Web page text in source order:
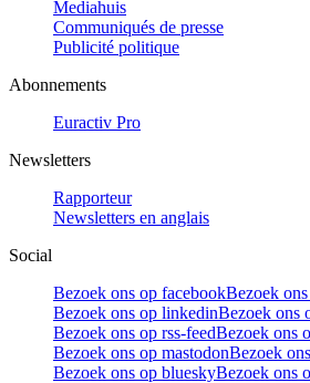
Mediahuis
Communiqués de presse
Publicité politique
Abonnements
Euractiv Pro
Newsletters
Rapporteur
Newsletters en anglais
Social
Bezoek ons op facebookBezoek
Bezoek ons op linkedinBezoek ons
Bezoek ons op rss-feedBezoek ons
Bezoek ons op mastodonBezoek
Bezoek ons op blueskyBezoek ons